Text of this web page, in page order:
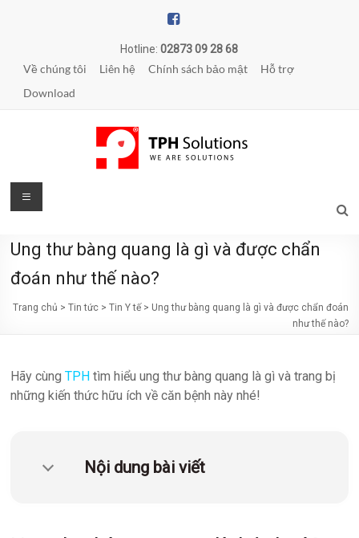
Hotline:02873 09 28 68
Về chúng tôi Liên hệ Chính sách bảo mật
Hỗ trợ
Download
TPH
WE
ARE
quản
lý
TPH.LabIMS
Menu
Ung thư bàng quang là gì và được chẩn
đoán như thế nào?
Trang chủ > Tin tức> Tin Y tế> Ung thư bàng quang là gì và được chẩn đoán
như thế nào?
Hãy cùngTPH tìm hiểu ung thư bàng quang là gì và trang bị
những kiến thức hữu ích về căn bệnh này nhé!
Nội dung bài viết